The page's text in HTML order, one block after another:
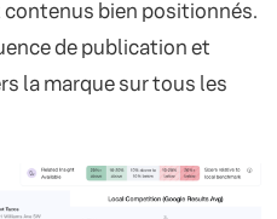
bien positionnés.
de publication et
la marque sur tous les